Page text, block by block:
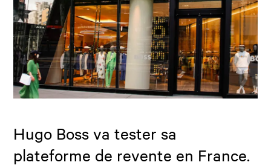
Hugo Boss va tester sa
plateforme de revente en France.